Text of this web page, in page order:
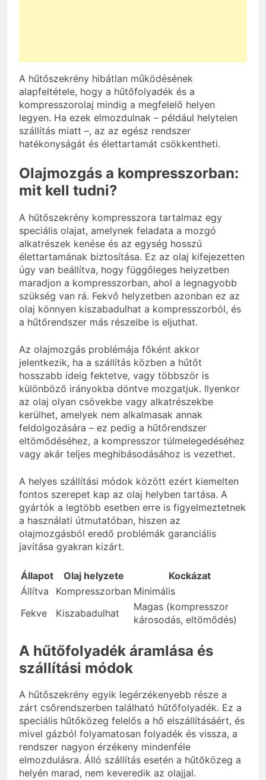
A hűtőszekrény hibátlan működésének
alapfeltétele, hogy a hűtőfolyadék és a
kompresszorolaj mindig a megfelelő helyen
legyen. Ha ezek elmozdulnak – például helytelen
szállítás miatt –, az az egész rendszer
hatékonyságát és élettartamát csökkentheti.
Olajmozgás a kompresszorban:
mit kell tudni?
A hűtőszekrény kompresszora tartalmaz egy
speciális olajat, amelynek feladata a mozgó
alkatrészek kenése és az egység hosszú
élettartamának biztosítása. Ez az olaj kifejezetten
úgy van beállítva, hogy függőleges helyzetben
maradjon a kompresszorban, ahol a legnagyobb
szükség van rá. Fekvő helyzetben azonban ez az
olaj könnyen kiszabadulhat a kompresszorból, és
a hűtőrendszer más részeibe is eljuthat.
Az olajmozgás problémája főként akkor
jelentkezik, ha a szállítás közben a hűtőt
hosszabb ideig fektetve, vagy többször is
különböző irányokba döntve mozgatjuk. Ilyenkor
az olaj olyan csövekbe vagy alkatrészekbe
kerülhet, amelyek nem alkalmasak annak
feldolgozására – ez pedig a hűtőrendszer
eltömődéséhez, a kompresszor túlmelegedéséhez
vagy akár teljes meghibásodásához is vezethet.
A helyes szállítási módok között ezért kiemelten
fontos szerepet kap az olaj helyben tartása. A
gyártók a legtöbb esetben erre is figyelmeztetnek
a használati útmutatóban, hiszen az
olajmozgásból eredő problémák garanciális
javítása gyakran kizárt.
Állapot Olaj helyzete
Kockázat
Állítva
Kompresszorban Minimális
Fekve
Kiszabadulhat
Magas (kompresszor
károsodás, eltömődés)
A hűtőfolyadék áramlása és
szállítási módok
A hűtőszekrény egyik legérzékenyebb része a
zárt csőrendszerben található hűtőfolyadék. Ez a
speciális hűtőközeg felelős a hő elszállításáért, és
mivel gázból folyamatosan folyadék és vissza, a
rendszer nagyon érzékeny mindenféle
elmozdulásra. Álló szállítás esetén a hűtőközeg a
helyén marad, nem keveredik az olajjal.